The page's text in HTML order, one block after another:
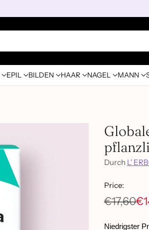
EPIL BILDEN HAAR NAGEL MANN
Durch L'
Price:
Normaler
Preis
€17,60
Niedrigster